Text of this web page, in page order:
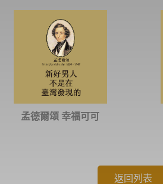
孟德爾頌 幸福可可
返回列表